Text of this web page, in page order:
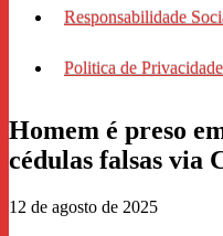
Responsabilidade
Politica de Privacidade
Homem é preso
cédulas falsas via
12 de agosto de 2025